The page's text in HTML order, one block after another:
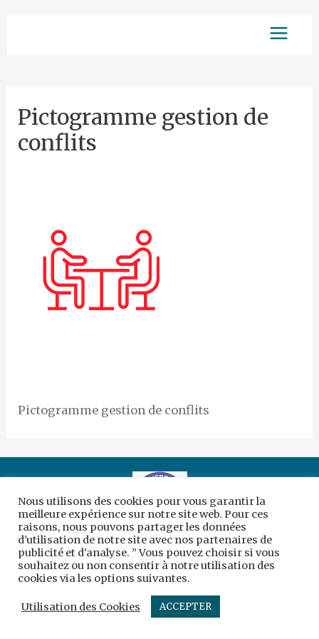
Pictogramme gestion de
conflits
Pictogramme gestion de conflits
Copyright © 2026 | Création : sc-designergraphique
Mentions légales
Nous utilisons des cookies pour vous garantir la
meilleure expérience sur notre site web. Pour ces
raisons, nous pouvons partager les données
d'utilisation de notre site avec nos partenaires de
publicité et d'analyse. ” Vous pouvez choisir si vous
souhaitez ou non consentir à notre utilisation des
cookies via les options suivantes.
Utilisation des Cookies ACCEPTER